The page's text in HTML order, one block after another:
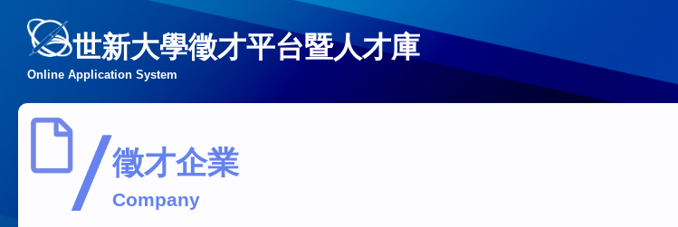
世新大學徵才平台暨人才庫
Online Application System
徵才企業
Company